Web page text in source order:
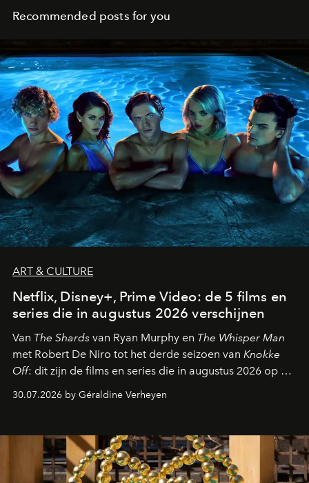
Recommended posts for you
ART & CULTURE
Netflix, Disney+, Prime Video: de 5 films en
series die in augustus 2026 verschijnen
Van The Shards van Ryan Murphy en The Whisper Man
met Robert De Niro tot het derde seizoen van Knokke
Off: dit zijn de films en series die in augustus 2026 op de
streamingplatformen verschijnen.
30.07.2026 by Géraldine Verheyen